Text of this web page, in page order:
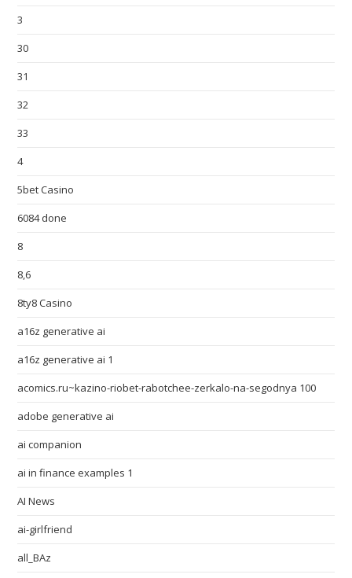
3
30
31
32
33
4
5bet Casino
6084 done
8
8,6
8ty8 Casino
a16z generative ai
a16z generative ai 1
acomics.ru~kazino-riobet-rabotchee-zerkalo-na-segodnya 100
adobe generative ai
ai companion
ai in finance examples 1
AI News
ai-girlfriend
all_BAz